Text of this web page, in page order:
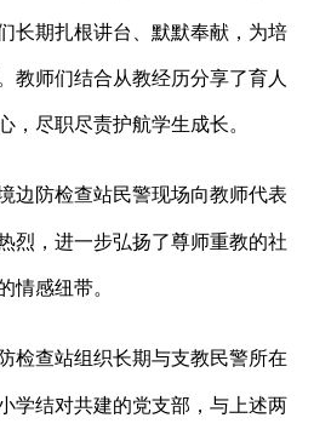
长期扎根讲台、默默奉献，为培
教师们结合从教经历分享了育人
尽职尽责护航学生成长。
边防检查站民警现场向教师代表
烈，进一步弘扬了尊师重教的社
感纽带。
检查站组织长期与支教民警所在
学结对共建的党支部，与上述两